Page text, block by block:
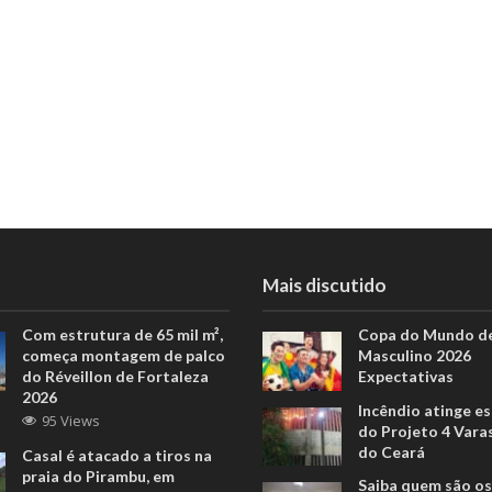
Com estrutura de 65 mil m²,
começa montagem de palco
do Réveillon de Fortaleza
2026
95 Views
Casal é atacado a tiros na
praia do Pirambu, em
Mais discutido
Copa do Mundo
Masculino 2026
Expectativas
Incêndio atinge
do Projeto 4
do Ceará
Saiba quem são os